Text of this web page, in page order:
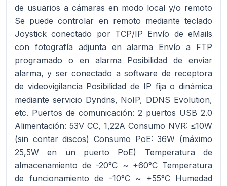
de usuarios a cámaras en modo local y/o remoto
Se puede controlar en remoto mediante teclado
Joystick conectado por TCP/IP Envío de eMails
con fotografía adjunta en alarma Envío a FTP
programado o en alarma Posibilidad de enviar
alarma, y ser conectado a software de receptora
de videovigilancia Posibilidad de IP fija o dinámica
mediante servicio Dyndns, NoIP, DDNS Evolution,
etc. Puertos de comunicación: 2 puertos USB 2.0
Alimentación: 53V CC, 1,22A Consumo NVR: ≤10W
(sin contar discos) Consumo PoE: 36W (máximo
25,5W en un puerto PoE) Temperatura de
almacenamiento de -20°C ~ +60°C Temperatura
de funcionamiento de -10°C ~ +55°C Humedad